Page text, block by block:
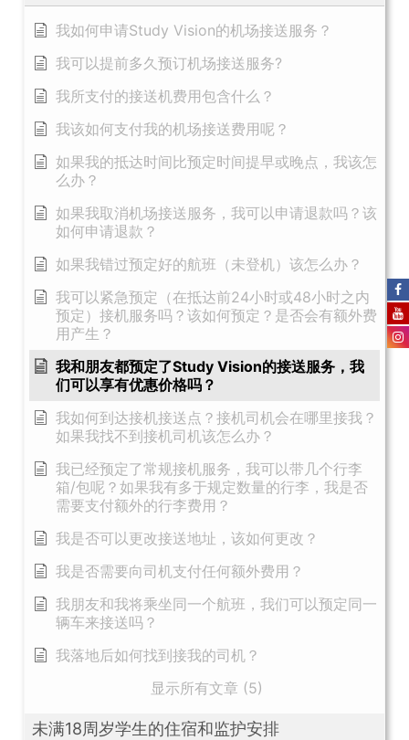
我如何申请Study Vision的机场接送服务？
我可以提前多久预订机场接送服务?
我所支付的接送机费用包含什么？
我该如何支付我的机场接送费用呢？
如果我的抵达时间比预定时间提早或晚点，我该怎
么办？
如果我取消机场接送服务，我可以申请退款吗？该
如何申请退款？
如果我错过预定好的航班（未登机）该怎么办？
我可以紧急预定（在抵达前24小时或48小时之内
预定）接机服务吗？该如何预定？是否会有额外费
用产生？
我和朋友都预定了Study Vision的接送服务，我
们可以享有优惠价格吗？
我如何到达接机接送点？接机司机会在哪里接我？
如果我找不到接机司机该怎么办？
我已经预定了常规接机服务，我可以带几个行李
箱/包呢？如果我有多于规定数量的行李，我是否
需要支付额外的行李费用？
我是否可以更改接送地址，该如何更改？
我是否需要向司机支付任何额外费用？
我朋友和我将乘坐同一个航班，我们可以预定同一
辆车来接送吗？
我落地后如何找到接我的司机？
显示所有文章 (5)
未满18周岁学生的住宿和监护安排